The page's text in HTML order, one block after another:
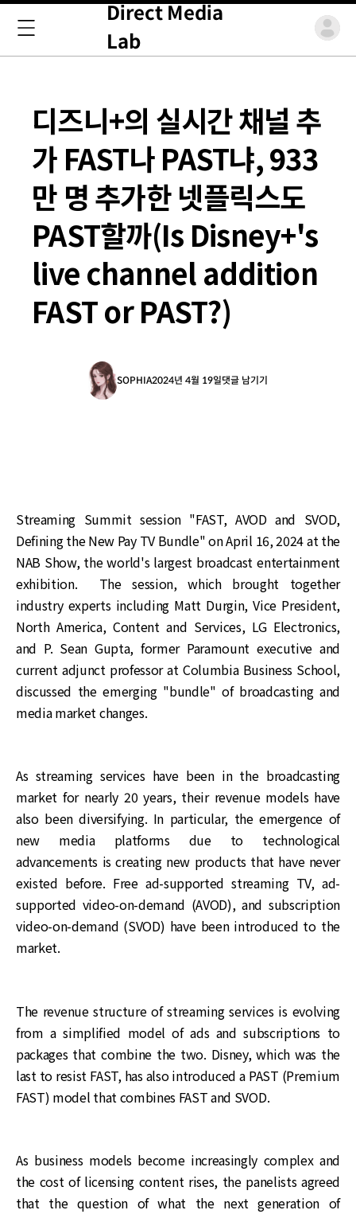
Direct Media
Lab
디즈니+의 실시간 채널 추
가 FAST나 PAST냐, 933
만 명 추가한 넷플릭스도
PAST할까(Is Disney+'s
live channel addition
FAST or PAST?)
SOPHIA2024년 4월 19일댓글 남기기
Streaming Summit session "FAST, AVOD and SVOD,
Defining the New Pay TV Bundle" on April 16, 2024 at the
NAB Show, the world's largest broadcast entertainment
exhibition. The session, which brought together
industry experts including Matt Durgin, Vice President,
North America, Content and Services, LG Electronics,
and P. Sean Gupta, former Paramount executive and
current adjunct professor at Columbia Business School,
discussed the emerging "bundle" of broadcasting and
media market changes.
As streaming services have been in the broadcasting
market for nearly 20 years, their revenue models have
also been diversifying. In particular, the emergence of
new media platforms due to technological
advancements is creating new products that have never
existed before. Free ad-supported streaming TV, ad-
supported video-on-demand (AVOD), and subscription
video-on-demand (SVOD) have been introduced to the
market.
The revenue structure of streaming services is evolving
from a simplified model of ads and subscriptions to
packages that combine the two. Disney, which was the
last to resist FAST, has also introduced a PAST (Premium
FAST) model that combines FAST and SVOD.
As business models become increasingly complex and
the cost of licensing content rises, the panelists agreed
that the question of what the next generation of